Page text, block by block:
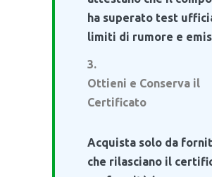
ha superato test
limiti di rumore e
Ottieni e Conserva il
Certificato
Acquista solo da
che rilasciano il